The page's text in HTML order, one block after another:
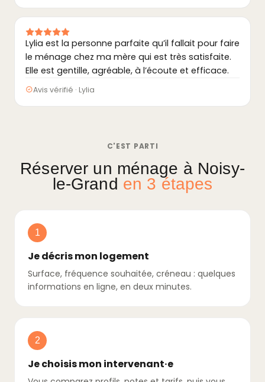
Lylia est la personne parfaite qu’il fallait pour faire
le ménage chez ma mère qui est très satisfaite.
Elle est gentille, agréable, à l’écoute et efficace.
Avis vérifié · Lylia
C'EST PARTI
Réserver un ménage à Noisy-
le-Grand en 3 étapes
1
Je décris mon logement
Surface, fréquence souhaitée, créneau : quelques
informations en ligne, en deux minutes.
2
Je choisis mon intervenant·e